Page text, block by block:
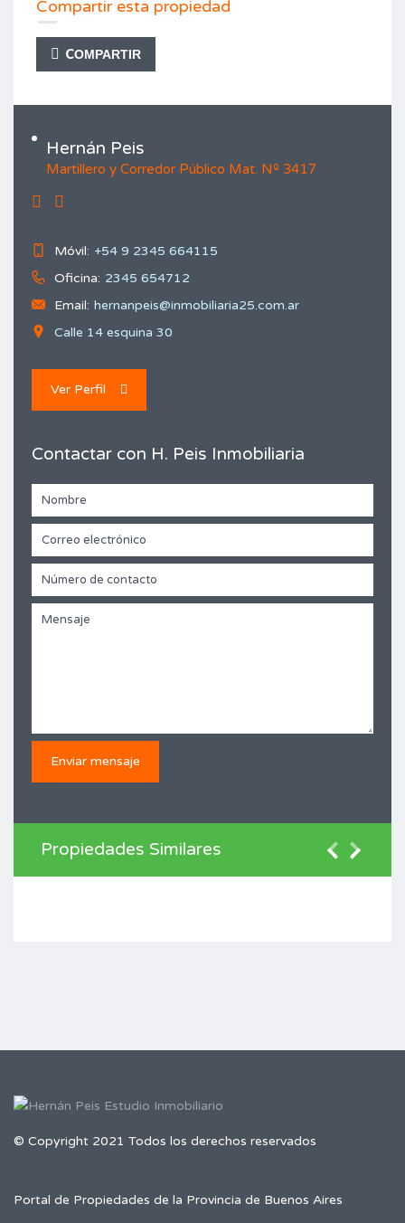
Compartir esta propiedad
COMPARTIR
Hernán Peis
Martillero y Corredor Público Mat. Nº 3417
Móvil: +54 9 2345 664115
Oficina: 2345 654712
Email: hernanpeis@inmobiliaria25.com.ar
Calle 14 esquina 30
Ver Perfil
Contactar con H. Peis Inmobiliaria
Propiedades Similares
© Copyright 2021 Todos los derechos reservados
Portal de Propiedades de la Provincia de Buenos Aires